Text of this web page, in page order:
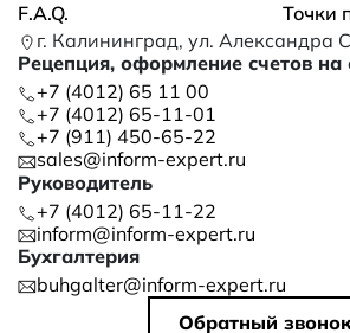
F.A.Q.
Точки
г. Калининград, ул. Александра
Рецепция, оформление счетов на
+7 (4012) 65 11 00
+7 (4012) 65-11-01
+7 (911) 450-65-22
sales@inform-expert.ru
Руководитель
+7 (4012) 65-11-22
inform@inform-expert.ru
Бухгалтерия
buhgalter@inform-expert.ru
Обратный звонок